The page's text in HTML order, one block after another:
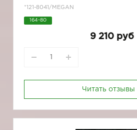
*121-8041/MEGAN
164-80
9 210 руб
Читать отзывы